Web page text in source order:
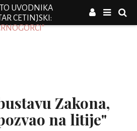
UVODNIKA
CETINJSKI:
Zakona,
na litije"